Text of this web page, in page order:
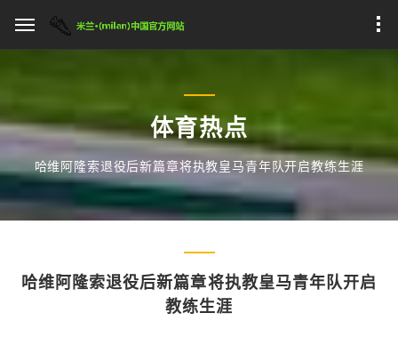
体育热点
哈维阿隆索退役后新篇章将执教皇马青年队开启教练生涯
哈维阿隆索退役后新篇章将执教皇马青年队开启
教练生涯